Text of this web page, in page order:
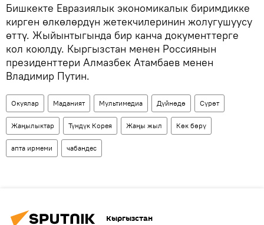
Бишкекте Евразиялык экономикалык биримдикке
кирген өлкөлөрдүн жетекчилеринин жолугушуусу
өттү. Жыйынтыгында бир канча документтерге
кол коюлду. Кыргызстан менен Россиянын
президенттери Алмазбек Атамбаев менен
Владимир Путин.
Окуялар Маданият Мультимедиа Дүйнөдө Сүрөт
Жаңылыктар Түндүк Корея Жаңы жыл Көк бөрү
апта ирмеми чабандес
Кыргызстан